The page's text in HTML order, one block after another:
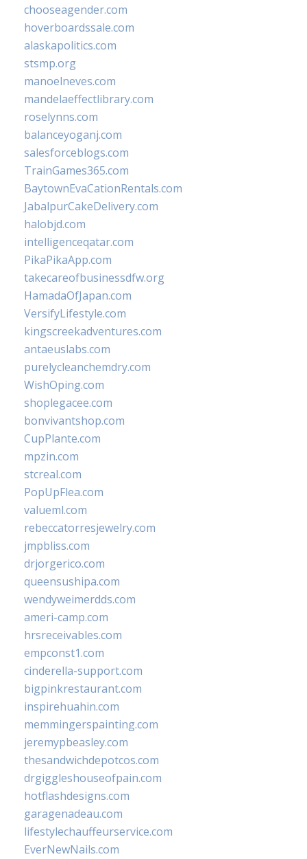
chooseagender.com
hoverboardssale.com
alaskapolitics.com
stsmp.org
manoelneves.com
mandelaeffectlibrary.com
roselynns.com
balanceyoganj.com
salesforceblogs.com
TrainGames365.com
BaytownEvaCationRentals.com
JabalpurCakeDelivery.com
halobjd.com
intelligenceqatar.com
PikaPikaApp.com
takecareofbusinessdfw.org
HamadaOfJapan.com
VersifyLifestyle.com
kingscreekadventures.com
antaeuslabs.com
purelycleanchemdry.com
WishOping.com
shoplegacee.com
bonvivantshop.com
CupPlante.com
mpzin.com
stcreal.com
PopUpFlea.com
valueml.com
rebeccatorresjewelry.com
jmpbliss.com
drjorgerico.com
queensushipa.com
wendyweimerdds.com
ameri-camp.com
hrsreceivables.com
empconst1.com
cinderella-support.com
bigpinkrestaurant.com
inspirehuahin.com
memmingerspainting.com
jeremypbeasley.com
thesandwichdepotcos.com
drgiggleshouseofpain.com
hotflashdesigns.com
garagenadeau.com
lifestylechauffeurservice.com
EverNewNails.com